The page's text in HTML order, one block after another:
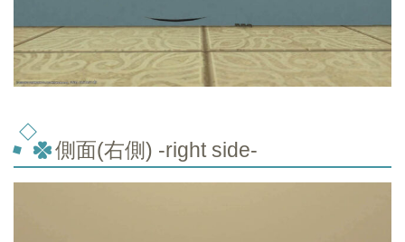
側面(右側) -right side-